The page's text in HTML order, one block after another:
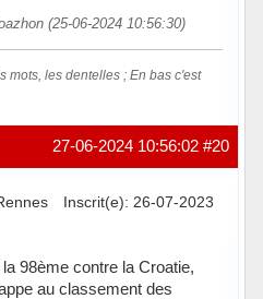
(25-06-2024 10:56:30)
mots, les dentelles ; En bas c'est
#20
27-06-2024 10:56:02
Inscrit(e): 26-07-2023
98ème contre la Croatie,
au classement des